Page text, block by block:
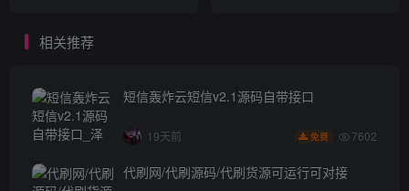
相关推荐
短信轰炸云短信v2.1源码自带接口
19天前 免费 7602
代刷网/代刷源码/代刷货源可运行可对接